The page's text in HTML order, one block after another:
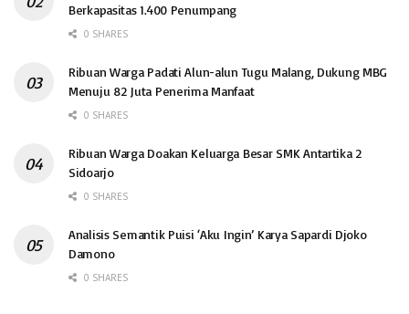
Berkapasitas 1.400 Penumpang
0 SHARES
Ribuan Warga Padati Alun-alun Tugu Malang, Dukung MBG
Menuju 82 Juta Penerima Manfaat
0 SHARES
Ribuan Warga Doakan Keluarga Besar SMK Antartika 2
Sidoarjo
0 SHARES
Analisis Semantik Puisi ‘Aku Ingin’ Karya Sapardi Djoko
Damono
0 SHARES